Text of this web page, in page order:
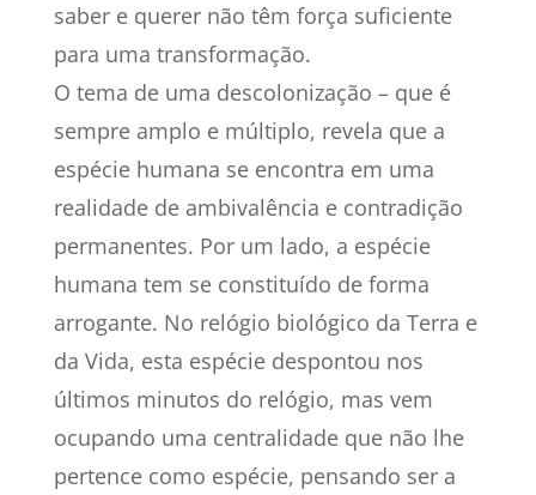
saber e querer não têm força suficiente
para uma transformação.
O tema de uma descolonização – que é
sempre amplo e múltiplo, revela que a
espécie humana se encontra em uma
realidade de ambivalência e contradição
permanentes. Por um lado, a espécie
humana tem se constituído de forma
arrogante. No relógio biológico da Terra e
da Vida, esta espécie despontou nos
últimos minutos do relógio, mas vem
ocupando uma centralidade que não lhe
pertence como espécie, pensando ser a